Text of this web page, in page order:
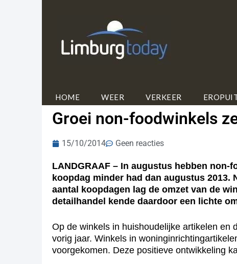
HOME WEER VERKEER
Groei non-foodwinkels
15/10/2014 Geen reacties
LANDGRAAF – In augustus hebben non-
koopdag minder had dan augustus
aantal koopdagen lag de omzet van de
detailhandel kende daardoor een lichte
Op de winkels in huishoudelijke artikelen en
vorig jaar. Winkels in
voorgekomen. Deze positieve ontwikkeling